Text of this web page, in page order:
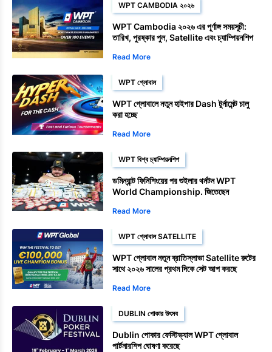
WPT CAMBODIA ২০২৬
WPT Cambodia ২০২৬ এর পূর্ণাঙ্গ সময়সূচী:
তারিখ, পুরষ্কার পুল, Satellite এবং চ্যাম্পিয়নশিপ
Read More
WPT গ্লোবাল
WPT গ্লোবালে নতুন হাইপার Dash টুর্নামেন্ট চালু
করা হচ্ছে
Read More
WPT বিশ্ব চ্যাম্পিয়নশিপ
ডমিন্যান্ট ফিনিশিংয়ের পর শুইলার থর্নটন WPT
World Championship. জিতেছেন
Read More
WPT গ্লোবাল SATELLITE
WPT গ্লোবাল নতুন ব্রাতিস্লাভা Satellite রুটের
সাথে ২০২৬ সালের প্রথম দিকে সেট আপ করছে
Read More
DUBLIN পোকার উৎসব
Dublin পোকার ফেস্টিভ্যাল WPT গ্লোবাল
পার্টনারশিপ ঘোষণা করেছে